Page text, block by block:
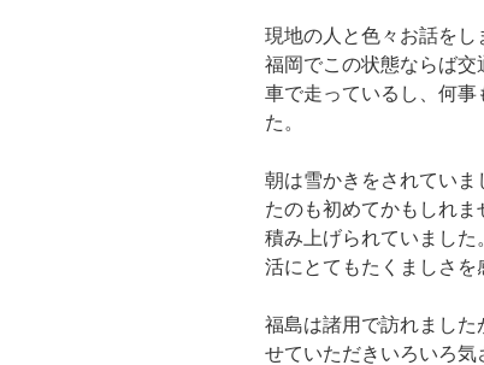
現地の人と色々お話をし
福岡でこの状態ならば
車で走っているし、何
た。
朝は雪かきをされてい
たのも初めてかもしれま
積み上げられていまし
活にとてもたくましさを
福島は諸用で訪れました
せていただきいろいろ気